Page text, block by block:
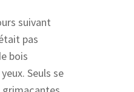
suivant
pas
bois
Seuls se